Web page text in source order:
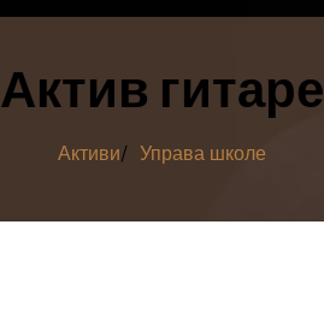
Актив гитаре
Активи/ Управа школе